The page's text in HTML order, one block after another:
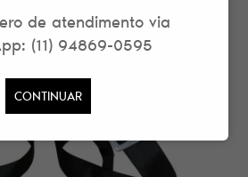
de atendimento via
(11) 94869-0595
CONTINUAR